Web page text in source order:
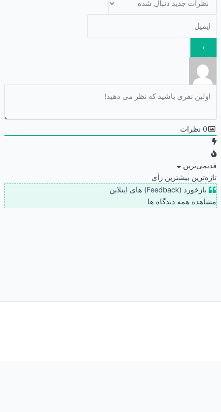
0 نظرات
قدیمی‌ترین
تازه‌ترین بیشترین رأی
بازخورد (Feedback) های اینلاین
مشاهده همه دیدگاه ها